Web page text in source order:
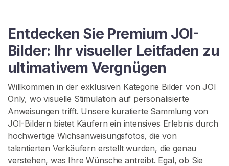
Entdecken Sie Premium JOI-
Bilder: Ihr visueller Leitfaden zu
ultimativem Vergnügen
Willkommen in der exklusiven Kategorie Bilder von JOI
Only, wo visuelle Stimulation auf personalisierte
Anweisungen trifft. Unsere kuratierte Sammlung von
JOI-Bildern bietet Käufern ein intensives Erlebnis durch
hochwertige Wichsanweisungsfotos, die von
talentierten Verkäufern erstellt wurden, die genau
verstehen, was Ihre Wünsche antreibt. Egal, ob Sie
S
t
a
r
t
s
e